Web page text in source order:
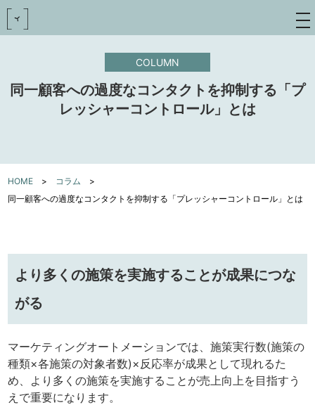
toggle
COLUMN
同一顧客への過度なコンタクトを抑制する「プ
レッシャーコントロール」とは
HOME > コラム >
同一顧客への過度なコンタクトを抑制する「プレッシャーコントロール」とは
より多くの施策を実施することが成果につな
がる
マーケティングオートメーションでは、施策実行数(施策の
種類×各施策の対象者数)×反応率が成果として現れるた
め、より多くの施策を実施することが売上向上を目指すう
えで重要になります。